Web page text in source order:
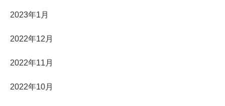
2023年1月
2022年12月
2022年11月
2022年10月